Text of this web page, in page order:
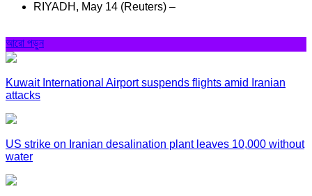
RIYADH, May 14 (Reuters) –
আরো পড়ুন
Kuwait International Airport suspends flights amid Iranian
attacks
US strike on Iranian desalination plant leaves 10,000 without
water